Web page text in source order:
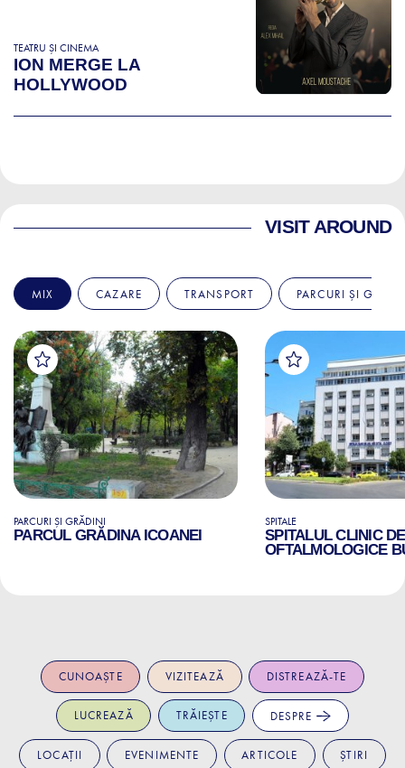
TEATRU ȘI CINEMA
ION MERGE LA
HOLLYWOOD
VISIT AROUND
MIX CAZARE TRANSPORT PARCURI ȘI
PARCURI ȘI GRĂDINI
PARCUL GRĂDINA ICOANEI
SPITALE
SPITALUL CLINIC
OFTALMOLOGICE
CUNOAȘTE VIZITEAZĂ DISTREAZĂ-TE
LUCREAZĂ TRĂIEȘTE DESPRE
LOCAȚII EVENIMENTE ARTICOLE ȘTIRI